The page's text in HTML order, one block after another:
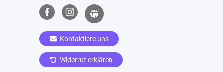
Kontaktiere uns
Widerruf erklären